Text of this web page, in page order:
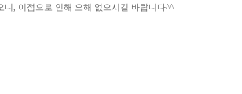
니, 이점으로 인해 오해 없으시길 바랍니다^^